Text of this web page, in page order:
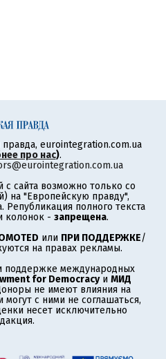
eurointegration.com.ua
про нас).
с сайта возможно только со
на "Европейскую правду",
Републикация полного текста
колонок - запрещена.
или ПРИ ПОДДЕРЖКЕ/
на правах рекламы.
поддержке международных
for Democracyи МИД
не имеют влияния на
с ними не соглашаться,
несет исключительно